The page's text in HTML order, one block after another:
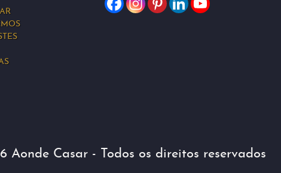
Aonde Casar - Todos os direitos reservados